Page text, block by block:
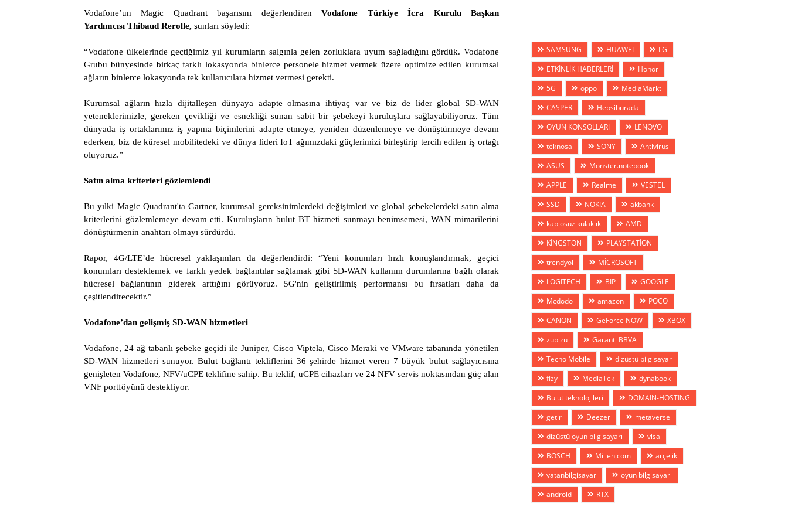
Vodafone’un Magic Quadrant başarısını değerlendirenVodafone Türkiye İcra Kurulu Başkan
Yardımcısı Thibaud Rerolle, şunları söyledi:
“Vodafone ülkelerinde geçtiğimiz yıl kurumların salgınla gelen zorluklara uyum sağladığını gördük. Vodafone
Grubu bünyesinde birkaç farklı lokasyonda binlerce personele hizmet vermek üzere optimize edilen kurumsal
ağların binlerce lokasyonda tek kullanıcılara hizmet vermesi gerekti.
Kurumsal ağların hızla dijitalleşen dünyaya adapte olmasına ihtiyaç var ve biz de lider global SD-WAN
yeteneklerimizle, gereken çevikliği ve esnekliği sunan sabit bir şebekeyi kuruluşlara sağlayabiliyoruz. Tüm
dünyada iş ortaklarımız iş yapma biçimlerini adapte etmeye, yeniden düzenlemeye ve dönüştürmeye devam
ederken, biz de küresel mobilitedeki ve dünya lideri IoT ağımızdaki güçlerimizi birleştirip tercih edilen iş ortağı
oluyoruz.”
Satın alma kriterleri gözlemlendi
Bu yılki Magic Quadrant'ta Gartner, kurumsal gereksinimlerdeki değişimleri ve global şebekelerdeki satın alma
kriterlerini gözlemlemeye devam etti. Kuruluşların bulut BT hizmeti sunmayı benimsemesi, WAN mimarilerini
dönüştürmenin anahtarı olmayı sürdürdü.
Rapor, 4G/LTE’de hücresel yaklaşımları da değerlendirdi: “Yeni konumları hızlı konuşlandırmak, geçici
konumları desteklemek ve farklı yedek bağlantılar sağlamak gibi SD-WAN kullanım durumlarına bağlı olarak
hücresel bağlantının giderek arttığını görüyoruz. 5G'nin geliştirilmiş performansı bu fırsatları daha da
çeşitlendirecektir.”
Vodafone’dan gelişmiş SD-WAN hizmetleri
Vodafone, 24 ağ tabanlı şebeke geçidi ile Juniper, Cisco Viptela, Cisco Meraki ve VMware tabanında yönetilen
SD-WAN hizmetleri sunuyor. Bulut bağlantı tekliflerini 36 şehirde hizmet veren 7 büyük bulut sağlayıcısına
genişleten Vodafone, NFV/uCPE teklifine sahip. Bu teklif, uCPE cihazları ve 24 NFV servis noktasından güç alan
VNF portföyünü destekliyor.
SAMSUNG HUAWEİ
LG
ETKİNLİK HABERLERİ
Honor
5G
oppo
MediaMarkt
CASPER
Hepsiburada
OYUN KONSOLLARI
LENOVO
teknosa
SONY
Antivirus
ASUS
Monster.notebook
APPLE
Realme
VESTEL
SSD
NOKIA
akbank
kablosuz kulaklık
AMD
KİNGSTON
PLAYSTATİON
trendyol
MİCROSOFT
LOGİTECH
BİP
GOOGLE
Mcdodo
amazon
POCO
CANON
GeForce NOW
XBOX
zubizu
Garanti BBVA
Tecno Mobile
dizüstü bilgisayar
fizy
MediaTek
dynabook
Bulut teknolojileri
DOMAİN-HOSTİNG
getir
Deezer
metaverse
dizüstü oyun bilgisayarı
visa
BOSCH
Millenicom
arçelik
vatanbilgisayar
oyun bilgisayarı
android
RTX